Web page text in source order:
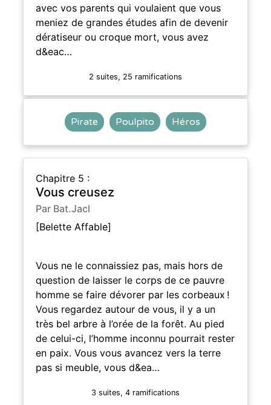
avec vos parents qui voulaient que vous
meniez de grandes études afin de devenir
dératiseur ou croque mort, vous avez
d&eac…
2 suites, 25 ramifications
Pirate Poulpito Héros
Chapitre 5 :
Vous creusez
Par Bat.Jacl
[Belette Affable]
Vous ne le connaissiez pas, mais hors de
question de laisser le corps de ce pauvre
homme se faire dévorer par les corbeaux !
Vous regardez autour de vous, il y a un
très bel arbre à l’orée de la forêt. Au pied
de celui-ci, l’homme inconnu pourrait rester
en paix. Vous vous avancez vers la terre
pas si meuble, vous d&ea…
3 suites, 4 ramifications